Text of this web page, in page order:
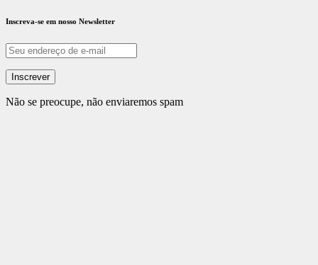
Inscreva-se em nosso Newsletter
Não se preocupe, não enviaremos spam